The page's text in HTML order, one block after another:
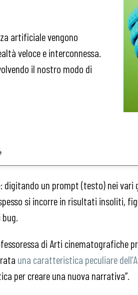
artificiale vengono
veloce e interconnessa.
il nostro modo di
digitando un prompt (testo) nei vari
si incorre in risultati insoliti,
di Arti cinematografiche
una caratteristica peculiare
per creare una nuova narrativa”.